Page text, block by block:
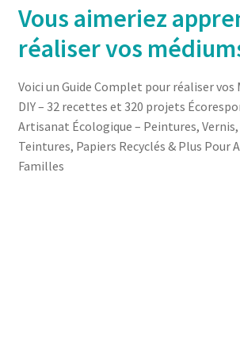
Vous aimeriez
réaliser vos
Voici un Guide Complet pour réaliser vos
DIY – 32 recettes et 320 projets
Artisanat Écologique – Peintures,
Teintures, Papiers Recyclés & Plus Pour
Familles